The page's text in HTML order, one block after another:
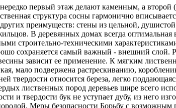
первый этаж делают каменным, а
структура сосны гармонично
преимуществ: стены из цельной,
В деревянных домах всегда
строительно-техническими
сохраняется самый важный - внешний слой.
зависит ее применение. К мягким
мало подвержена растрескиванию,
твердости относится береза, легко
лиственных пород деревьев шире всего
и твердости бук не уступает дубу, из него
Меры безопасности Борьбу с возможным